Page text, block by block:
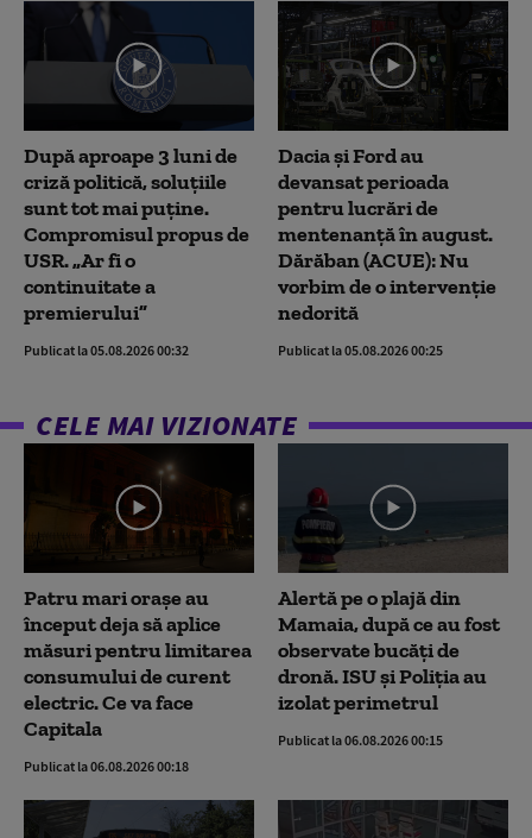
După aproape 3 luni de
criză politică, soluțiile
sunt tot mai puține.
Compromisul propus de
USR. „Ar fi o
continuitate a
premierului”
Publicat la 05.08.2026 00:32
Dacia și Ford au
devansat perioada
pentru lucrări de
mentenanță în august.
Dărăban (ACUE): Nu
vorbim de o intervenție
nedorită
Publicat la 05.08.2026 00:25
CELE MAI VIZIONATE
Patru mari orașe au
început deja să aplice
măsuri pentru limitarea
consumului de curent
electric. Ce va face
Capitala
Publicat la 06.08.2026 00:18
Alertă pe o plajă din
Mamaia, după ce au fost
observate bucăți de
dronă. ISU și Poliția au
izolat perimetrul
Publicat la 06.08.2026 00:15